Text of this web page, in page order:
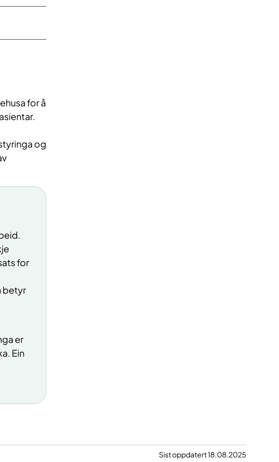
for å
og
for
betyr
er
Ein
Sist oppdatert 18.08.2025